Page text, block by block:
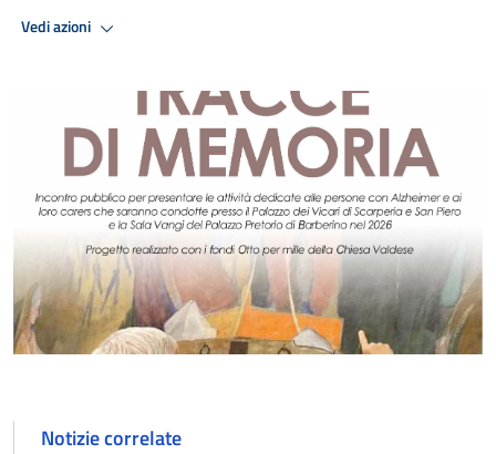
Vedi azioni
Notizie correlate